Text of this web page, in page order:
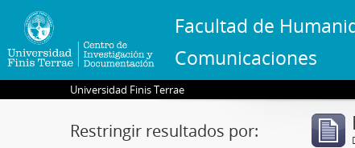
Facultad de
Comunicaciones
Universidad Finis Terrae
Restringir resultados por: